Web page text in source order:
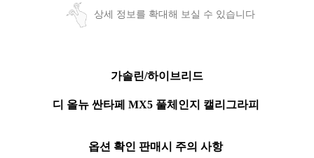
상세 정보를 확대해 보실 수 있습니다
가솔린/하이브리드
디 올뉴 싼타페 MX5 풀체인지 캘리그라피
옵션 확인 판매시 주의 사항